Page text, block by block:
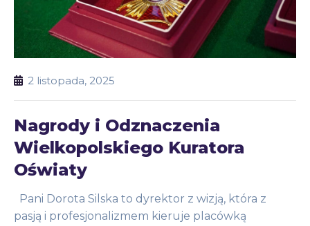
2 listopada, 2025
Nagrody i Odznaczenia
Wielkopolskiego Kuratora
Oświaty
Pani Dorota Silska to dyrektor z wizją, która z
pasją i profesjonalizmem kieruje placówką